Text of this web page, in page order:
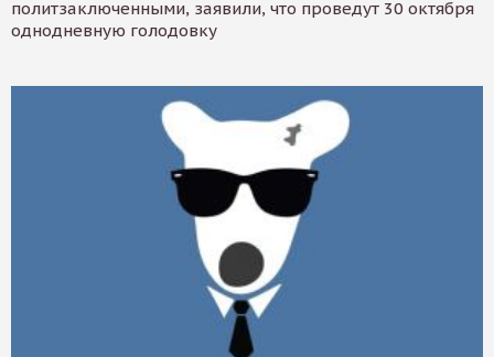
политзаключенными, заявили, что проведут 30 октября
однодневную голодовку